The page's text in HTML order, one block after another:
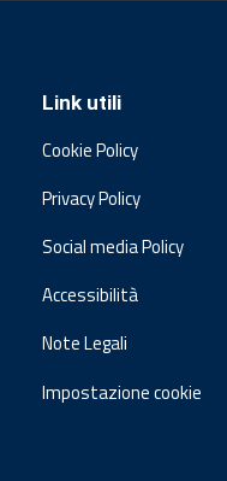
Link utili
Cookie Policy
Privacy Policy
Social media Policy
Accessibilità
Note Legali
Impostazione cookie